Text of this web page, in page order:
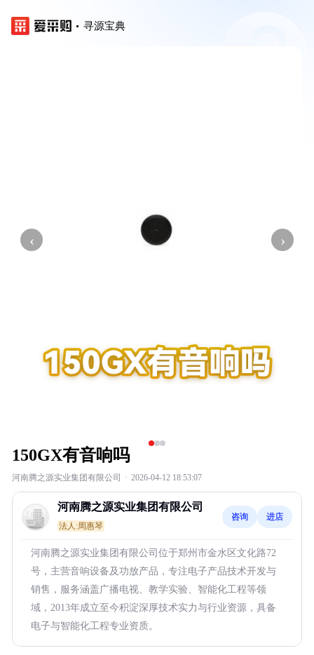
寻源宝典
‹ ›
150GX有音响吗
河南腾之源实业集团有限公司 · 2026-04-12 18:53:07
河南腾之源实业集团有限公司
法人:周惠琴
咨询 进店
河南腾之源实业集团有限公司位于郑州市金水区文化路72
号，主营音响设备及功放产品，专注电子产品技术开发与
销售，服务涵盖广播电视、教学实验、智能化工程等领
域，2013年成立至今积淀深厚技术实力与行业资源，具备
电子与智能化工程专业资质。